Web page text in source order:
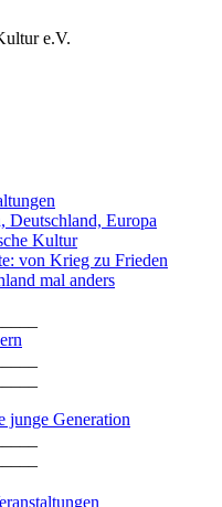
e.V.
Deutschland, Europa
Kultur
von Krieg zu Frieden
mal anders
junge Generation